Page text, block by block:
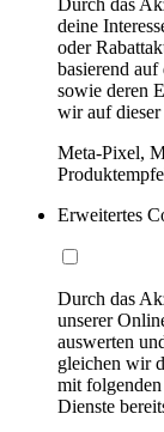
Durch das
deine
oder
basierend
sowie deren
wir auf
Meta-Pixel,
Erweitertes
Durch das
unserer
auswerten
gleichen wir
mit
Dienste